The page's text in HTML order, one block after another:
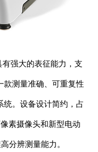
强大的表征能力，支
款测量准确、可重复性
统。设备设计简约，占
素摄像头和新型电动
分辨测量能力。